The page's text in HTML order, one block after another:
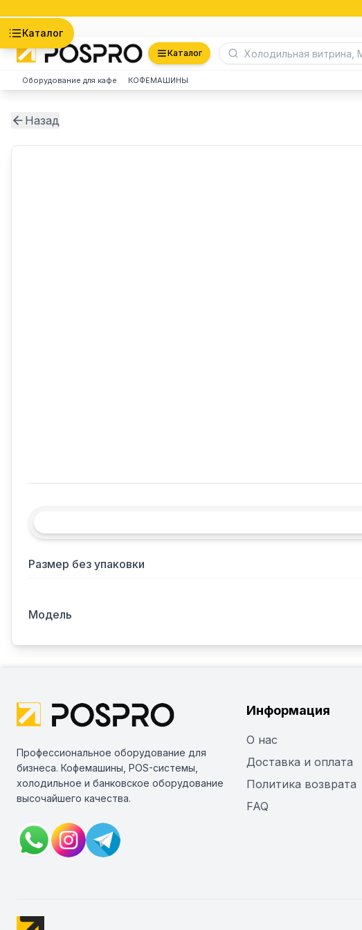
Каталог
Каталог
Оборудование для кафе КОФЕМАШИНЫ
Назад
Размер без упаковки
Модель
Профессиональное оборудование для
бизнеса. Кофемашины, POS-системы,
холодильное и банковское оборудование
высочайшего качества.
Информация
О нас
Доставка и оплата
Политика возврата
FAQ